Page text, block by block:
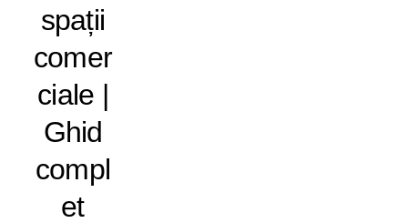
spații
comer
ciale |
Ghid
compl
et